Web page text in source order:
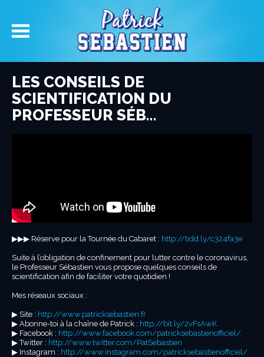
LES CONSEILS DE
SCIENTIFICATION DU
PROFESSEUR SÉB…
▶︎▶︎▶︎ Réserve pour la Tournée du Cabaret : http://tidd.ly/c324fa3e
Suite à l’obligation de confinement pour lutter contre le coronavirus,
le Professeur Sébastien vous propose quelques conseils de
scientification afin de faciliter votre quotidien !
Mes réseaux sociaux :
▶︎ Site : http://www.patricksebastien.fr
▶︎ Abonne-toi à la chaîne de Patrick : http://bit.ly/2vFsAwK
▶︎ Facebook : http://www.facebook.com/patricksebastienofficiel/
▶︎ Twitter : http://www.twitter.com/PatSebastien
▶︎ Instagram : http://www.instagram.com/patricksebastienofficiel/